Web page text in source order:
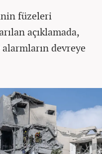
füzeleri
açıklamada,
devreye